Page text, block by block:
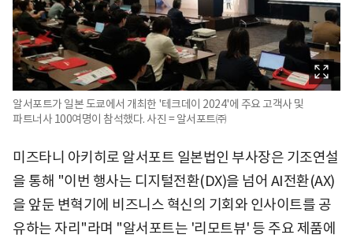
알서포트가 일본 도쿄에서 개최한 '테크데이 2024'에 주요 고객사 및
파트너사 100여명이 참석했다. 사진 = 알서포트㈜
미즈타니 아키히로 알서포트 일본법인 부사장은 기조연설
을 통해 "이번 행사는 디지털전환(DX)을 넘어 AI전환(AX)
을 앞둔 변혁기에 비즈니스 혁신의 기회와 인사이트를 공
유하는 자리"라며 "알서포트는 '리모트뷰' 등 주요 제품에